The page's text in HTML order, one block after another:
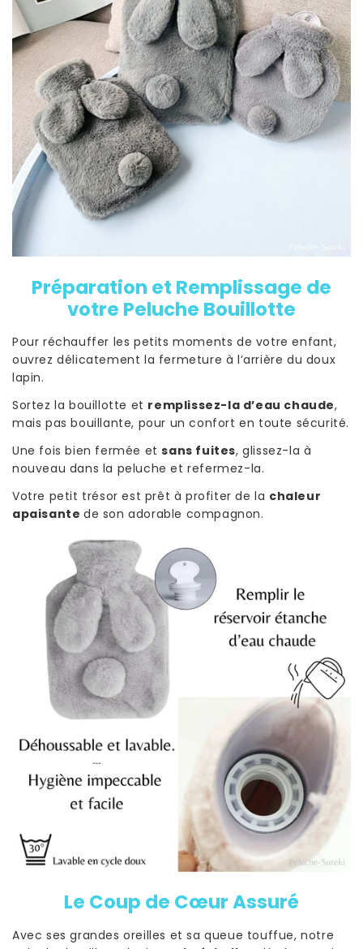
Préparation et Remplissage de
votre Peluche Bouillotte
Pour réchauffer les petits moments de votre enfant,
ouvrez délicatement la fermeture à l’arrière du doux
lapin.
Sortez la bouillotte et remplissez-la d’eau chaude,
mais pas bouillante, pour un confort en toute sécurité.
Une fois bien fermée etsans fuites, glissez-la à
nouveau dans la peluche et refermez-la.
Votre petit trésor est prêt à profiter de la chaleur
apaisante de son adorable compagnon.
Le Coup de Cœur Assuré
Avec ses grandes oreilles et sa queue touffue, notre